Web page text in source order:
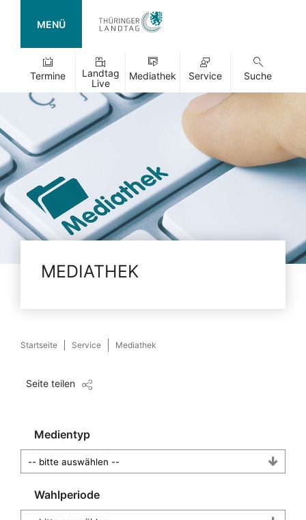
MENÜ
Termine
Landtag
Live
Mediathek Service Suche
MEDIATHEK
Startseite Service Mediathek
Seite teilen
Medientyp
Wahlperiode